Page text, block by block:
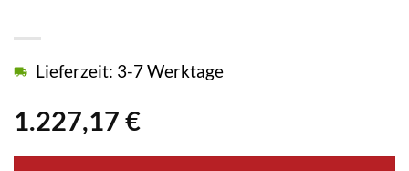
1.227,17 €
Lieferzeit: 3-7 Werktage